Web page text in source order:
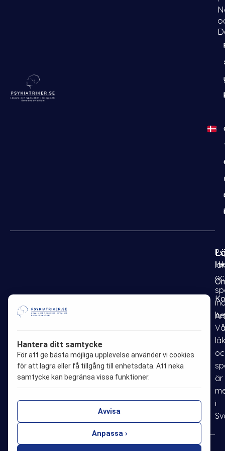
är
i
a
c
e
b
k
n
s
t
a
a
i
n
t
e
s
i
n
k
e
n
Hantera ditt samtycke
För att ge bästa möjliga upplevelse använder vi cookies
för att lagra eller få tillgång till enhetsdata. Att neka
samtycke kan begränsa vissa funktioner.
Avvisa
Anpassa ›